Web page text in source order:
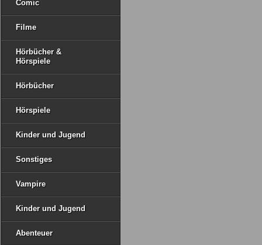
Comic
Filme
Hörbücher &
Hörspiele
Hörbücher
Hörspiele
Kinder und Jugend
Sonstiges
Vampire
Kinder und Jugend
Abenteuer